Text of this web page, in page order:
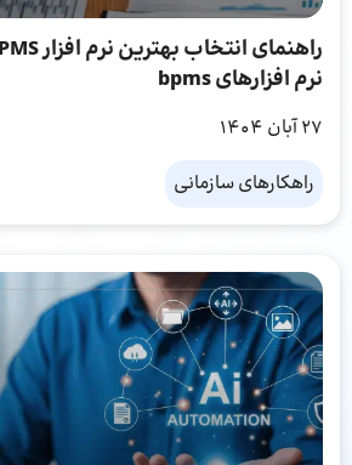
نرم افزارهای bpms
27 آبان 1404
راهکارهای سازمانی